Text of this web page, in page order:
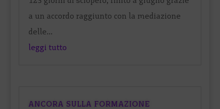
a un accordo raggiunto con la mediazione
delle...
leggi tutto
ANCORA SULLA FORMAZIONE